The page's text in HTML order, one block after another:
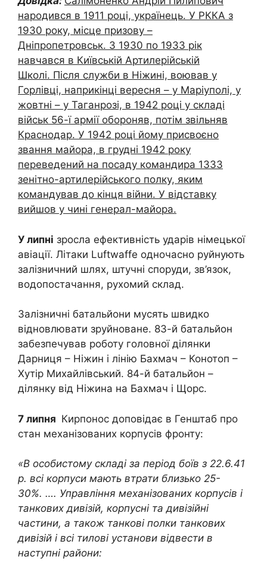
народився в 1911 році, українець. У РККА з
1930 року, місце призову –
Дніпропетровськ. З 1930 по 1933 рік
навчався в Київській Артилерійській
Школі. Після служби в Ніжині, воював у
Горлівці, наприкінці вересня – у Маріуполі, у
жовтні – у Таганрозі, в 1942 році у складі
військ 56-ї армії обороняв, потім звільняв
Краснодар. У 1942 році йому присвоєно
звання майора, в грудні 1942 року
переведений на посаду командира 1333
зенітно-артилерійського полку, яким
командував до кінця війни. У відставку
вийшов у чині генерал-майора.
У липні зросла ефективність ударів німецької
авіації. Літаки Luftwaffe одночасно руйнують
залізничний шлях, штучні споруди, зв’язок,
водопостачання, рухомий склад.
Залізничні батальйони мусять швидко
відновлювати зруйноване. 83-й батальйон
забезпечував роботу головної ділянки
Дарниця – Ніжин і лінію Бахмач – Конотоп –
Хутір Михайлівський. 84-й батальйон –
ділянку від Ніжина на Бахмач і Щорс.
7 липня Кирпонос доповідає в Генштаб про
стан механізованих корпусів фронту:
«В особистому складі за період боїв з 22.6.41
р. всі корпуси мають втрати близько 25-
30%. …. Управління механізованих корпусів і
танкових дивізій, корпусні та дивізійні
частини, а також танкові полки танкових
дивізій і всі тилові установи відвести в
наступні райони: